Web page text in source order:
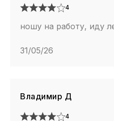
4
ношу на работу, иду
31/05/26
Владимир Д
4